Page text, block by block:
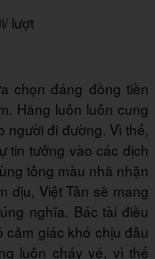
lượt
chọn đáng đồng tiền
Hãng luôn luôn cung
người đi đường. Vì thế,
tin tưởng vào các dịch
tông màu nhã nhặn
dịu, Việt Tân sẽ mang
nghĩa. Bác tài điều
giác khó chịu đâu
luôn cháy vé, vì thế